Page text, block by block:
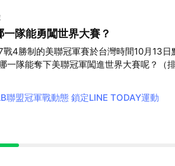
隊能勇闖世界大賽？
戰4勝制的美聯冠軍賽於台灣時間10月13
一隊能奪下美聯冠軍闖進世界大賽呢？（
聯盟冠軍戰動態 鎖定LINE TODAY運動